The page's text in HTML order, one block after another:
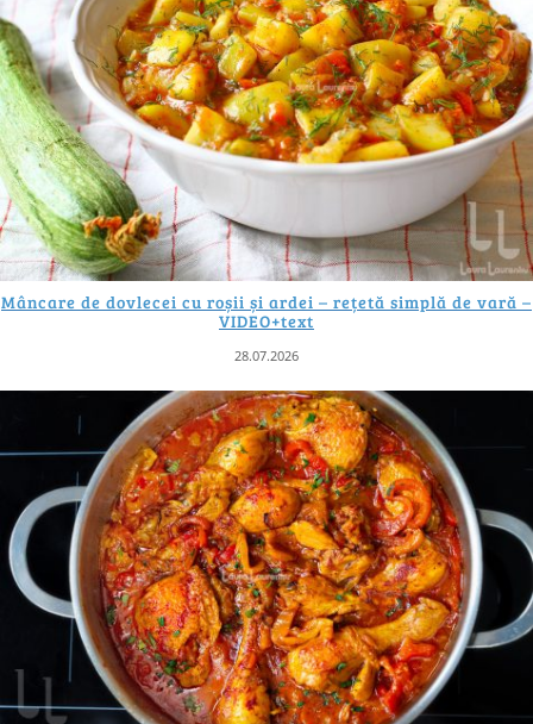
Mâncare de dovlecei cu roșii și ardei – rețetă simplă de vară –
VIDEO+text
28.07.2026